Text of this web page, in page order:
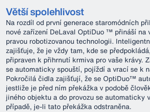
Větší spolehlivost
Na rozdíl od první generace staromódních
nové zařízení DeLaval OptiDuo ™ přináší na
pravou robotizovanou technologii.
zajišťuje, že je vždy tam, kde se
připraven k přihrnutí krmiva pro vaše krávy.
se automaticky spouští, pojíždí a vrací se k
Pokročilá čidla zajišťují, že se OptiDuo™
jestliže je před ním překážka v podobě
jiného objektu a do provozu se automaticky
případě, je-li tato překážka odstraněna.